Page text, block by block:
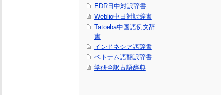
EDR日中対訳辞書
Weblio中日対訳辞書
Tatoeba中国語例文辞
書
インドネシア語辞書
ベトナム語翻訳辞書
学研全訳古語辞典